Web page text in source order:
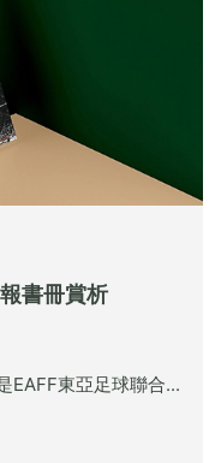
書冊賞析
EAFF東亞足球聯合...